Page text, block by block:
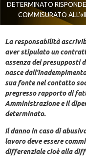
DETERMINATO
COMMISURATO
La responsabilità
aver stipulato un
assenza dei presupposti
nasce
sua fonte nel contatto
pregresso rapporto di
Amministrazione e il
determinato.
Il danno in caso di
lavoro deve essere
differenziale cioè alla